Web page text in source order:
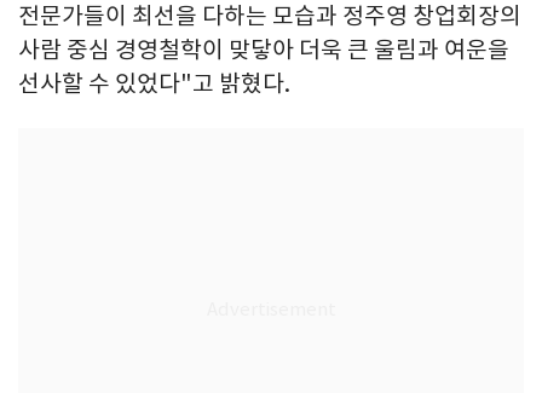
전문가들이 최선을 다하는 모습과 정주영 창업회장의
사람 중심 경영철학이 맞닿아 더욱 큰 울림과 여운을
선사할 수 있었다"고 밝혔다.